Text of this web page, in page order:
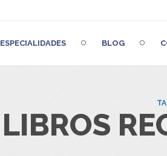
ESPECIALIDADES BLOG
LIBROS